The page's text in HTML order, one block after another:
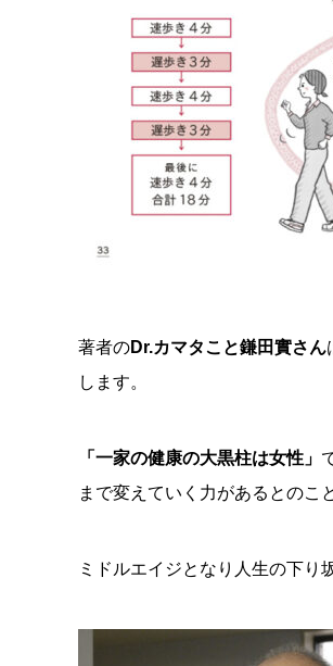
著者のDr.カマタこと鎌田實さん
します。
「一家の健康の大黒柱は女性」
まで変えていく力があるとのこ
ミドルエイジとなり人生の下り